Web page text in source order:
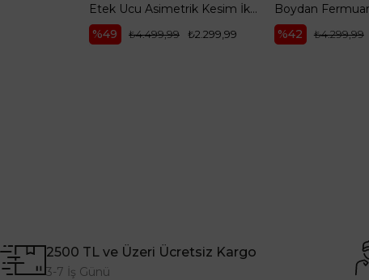
Boydan Fermuarlı Tek Cepli Pantolonlu İkili Takım İndigo 26YT697
%42
₺2.499,99
₺4.299,99
%32
₺3.699,90
2500 TL ve Üzeri Ücretsiz Kargo
3-7 İş Günü